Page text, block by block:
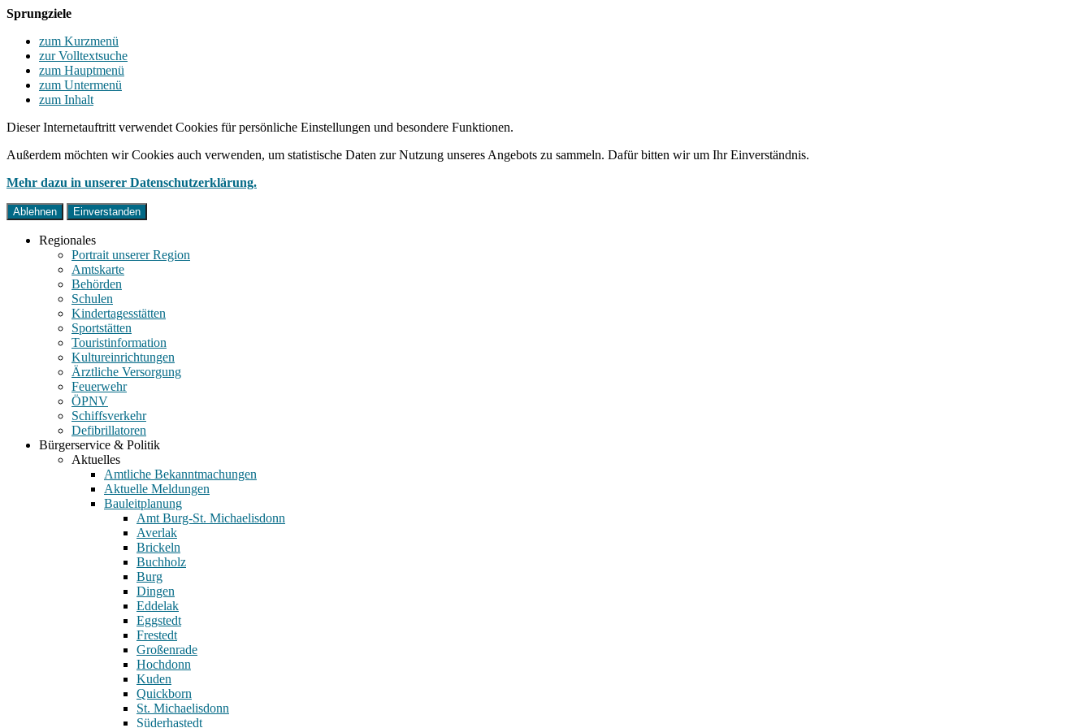
Sprungziele
zum Kurzmenü
zur Volltextsuche
zum Hauptmenü
zum Untermenü
zum Inhalt
Dieser Internetauftritt verwendet Cookies für persönliche Einstellungen und besondere Funktionen.
Außerdem möchten wir Cookies auch verwenden, um statistische Daten zur Nutzung unseres Angebots zu sammeln. Dafür bitten wir um Ihr Einverständnis.
Mehr dazu in unserer Datenschutzerklärung.
Ablehnen Einverstanden
Regionales
Portrait unserer Region
Amtskarte
Behörden
Schulen
Kindertagesstätten
Sportstätten
Touristinformation
Kultureinrichtungen
Ärztliche Versorgung
Feuerwehr
ÖPNV
Schiffsverkehr
Defibrillatoren
Bürgerservice & Politik
Aktuelles
Amtliche Bekanntmachungen
Aktuelle Meldungen
Bauleitplanung
Amt Burg-St. Michaelisdonn
Averlak
Brickeln
Buchholz
Burg
Dingen
Eddelak
Eggstedt
Frestedt
Großenrade
Hochdonn
Kuden
Quickborn
St. Michaelisdonn
Süderhastedt